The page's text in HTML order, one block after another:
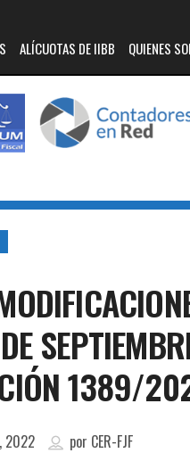
ALÍCUOTAS DE IIBB QUIENES
1389/
2022 por CER-FJF